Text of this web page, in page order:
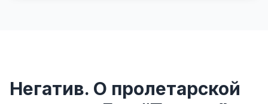
Негатив. О пролетарской